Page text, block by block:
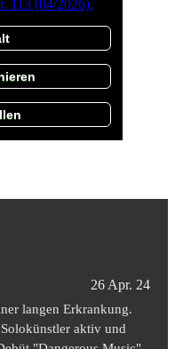
26 Apr. 24
langen Erkrankung.
aktiv und